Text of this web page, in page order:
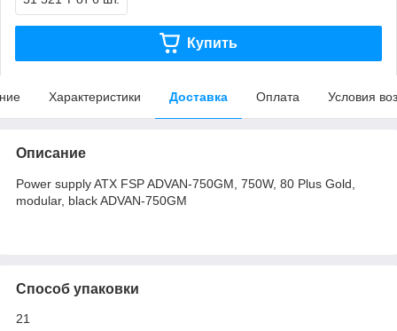
Купить
Характеристики Доставка Оплата Условия
Описание
Power supply ATX FSP ADVAN-750GM, 750W, 80 Plus Gold,
modular, black ADVAN-750GM
Способ упаковки
21